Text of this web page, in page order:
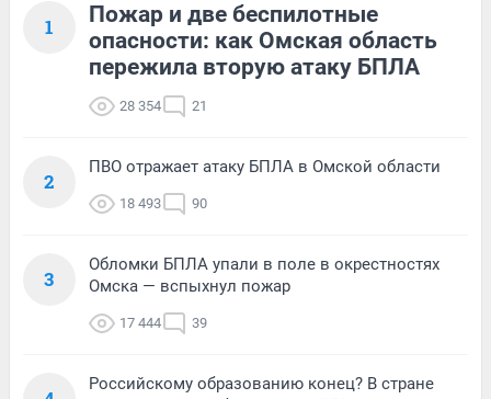
1
Пожар и две беспилотные
опасности: как Омская область
пережила вторую атаку БПЛА
28 354 21
2
ПВО отражает атаку БПЛА в Омской области
18 493 90
3
Обломки БПЛА упали в поле в окрестностях
Омска — вспыхнул пожар
17 444 39
Российскому образованию конец? В стране